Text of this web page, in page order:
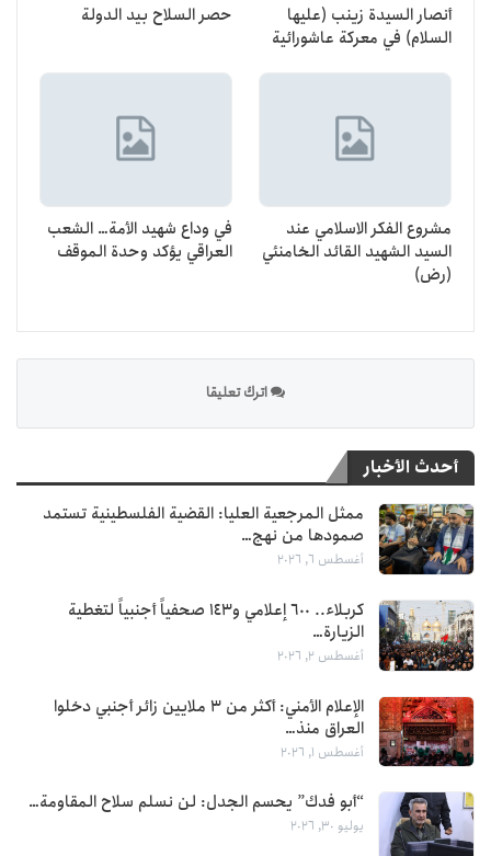
أنصار السيدة زينب (عليها
السلام) في معركة عاشورائية
حصر السلاح بيد الدولة
مشروع الفكر الاسلامي عند
السيد الشهيد القائد الخامنئي
(رض)
في وداع شهيد الأمة… الشعب
العراقي يؤكد وحدة الموقف
اترك تعليقا
أحدث الأخبار
ممثل المرجعية العليا: القضية الفلسطينية تستمد
صمودها من نهج…
أغسطس 6, 2026
كربلاء.. 600 إعلامي و143 صحفياً أجنبياً لتغطية
الزيارة…
أغسطس 2, 2026
الإعلام الأمني: أكثر من 3 ملايين زائر أجنبي دخلوا
العراق منذ…
أغسطس 1, 2026
“أبو فدك” يحسم الجدل: لن نسلم سلاح المقاومة…
يوليو 30, 2026